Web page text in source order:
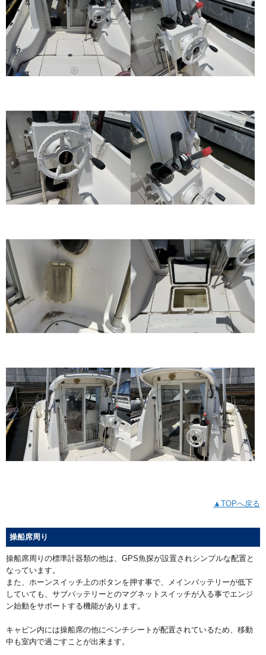
▲TOPへ戻る
操船席周り
操船席周りの標準計器類の他は、GPS魚探が設置されシンプルな配置と
なっています。
また、ホーンスイッチ上のボタンを押す事で、メインバッテリーが低下
していても、サブバッテリーとのマグネットスイッチが入る事でエンジ
ン始動をサポートする機能があります。
キャビン内には操船席の他にベンチシートが配置されているため、移動
中も室内で過ごすことが出来ます。